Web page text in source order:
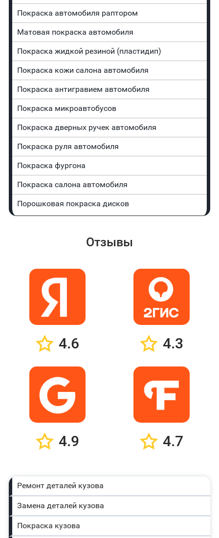
Покраска автомобиля раптором
Матовая покраска автомобиля
Покраска жидкой резиной (пластидип)
Покраска кожи салона автомобиля
Покраска антигравием автомобиля
Покраска микроавтобусов
Покраска дверных ручек автомобиля
Покраска руля автомобиля
Покраска фургона
Покраска салона автомобиля
Порошковая покраска дисков
Отзывы
4.6 4.3
4.9 4.7
Ремонт деталей кузова
Замена деталей кузова
Покраска кузова